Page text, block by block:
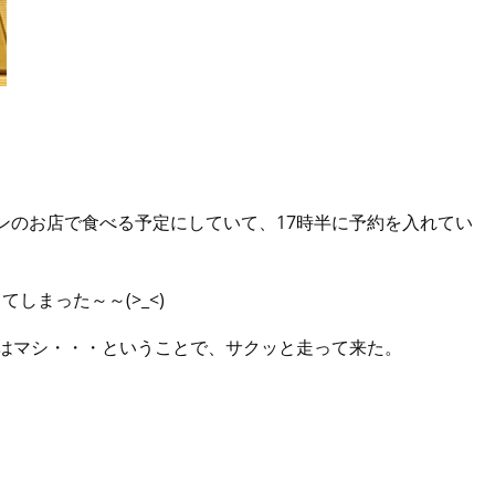
お店で食べる予定にしていて、17時半に予約を入れてい
しまった～～(>_<)
シ・・・ということで、サクッと走って来た。